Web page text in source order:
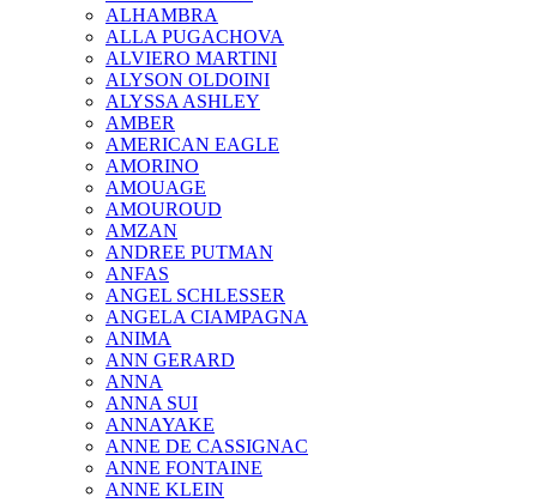
ALHAMBRA
ALLA PUGACHOVA
ALVIERO MARTINI
ALYSON OLDOINI
ALYSSA ASHLEY
AMBER
AMERICAN EAGLE
AMORINO
AMOUAGE
AMOUROUD
AMZAN
ANDREE PUTMAN
ANFAS
ANGEL SCHLESSER
ANGELA CIAMPAGNA
ANIMA
ANN GERARD
ANNA
ANNA SUI
ANNAYAKE
ANNE DE CASSIGNAC
ANNE FONTAINE
ANNE KLEIN